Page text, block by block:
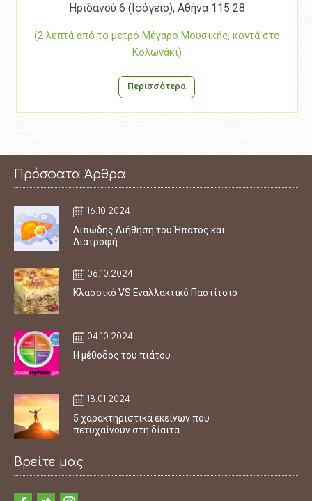
Ηριδανού 6 (Ισόγειο), Αθήνα 115 28
(2 λεπτά από το μετρό Μέγαρο Μουσικής, κοντά στο
Κολωνάκι)
Περισσότερα
Πρόσφατα Άρθρα
16.10.2024
Λιπώδης Διήθηση του Ήπατος και
Διατροφή
06.10.2024
Κλασσικό VS Εναλλακτικό Παστίτσιο
04.10.2024
Η μέθοδος του πιάτου
18.01.2024
5 χαρακτηριστικά εκείνων που
πετυχαίνουν στη δίαιτα
Βρείτε μας